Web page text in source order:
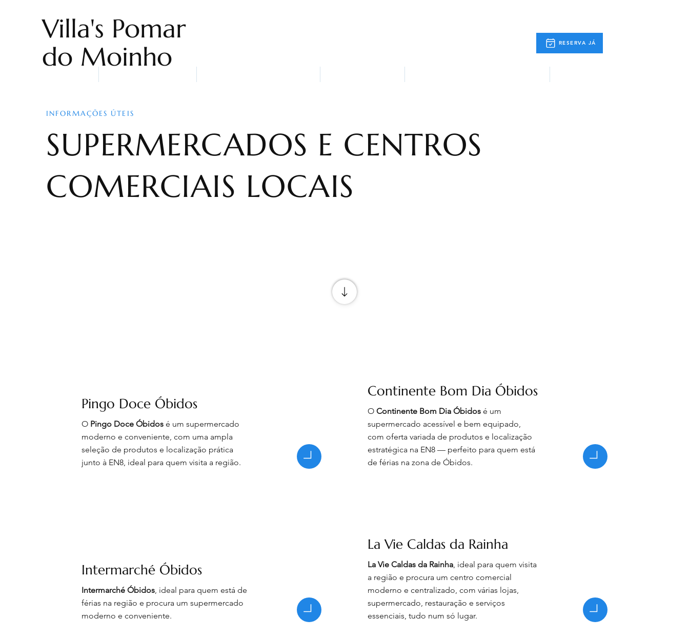
RESERVA JÁ
Villa's Pomar
do Moinho
INFORMAÇÕES ÚTEIS
SUPERMERCADOS E CENTROS
COMERCIAIS LOCAIS
Pingo Doce Óbidos
O Pingo Doce Óbidosé um supermercado
moderno e conveniente, com uma ampla
seleção de produtos e localização prática
junto à EN8, ideal para quem visita a região.
Continente Bom Dia Óbidos
O Continente Bom Dia Óbidos é um
supermercado acessível e bem equipado,
com oferta variada de produtos e localização
estratégica na EN8 — perfeito para quem está
de férias na zona de Óbidos.
Intermarché Óbidos
Intermarché Óbidos, ideal para quem está de
férias na região e procura um supermercado
moderno e conveniente.
La Vie Caldas da Rainha
La Vie Caldas da Rainha, ideal para quem visita
a região e procura um centro comercial
moderno e centralizado, com várias lojas,
supermercado, restauração e serviços
essenciais, tudo num só lugar.